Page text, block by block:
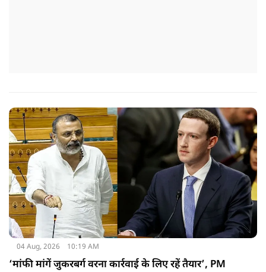
04 Aug, 2026 10:19 AM
‘मांफी मांगें जुकरबर्ग वरना कार्रवाई के लिए रहें तैयार’, PM